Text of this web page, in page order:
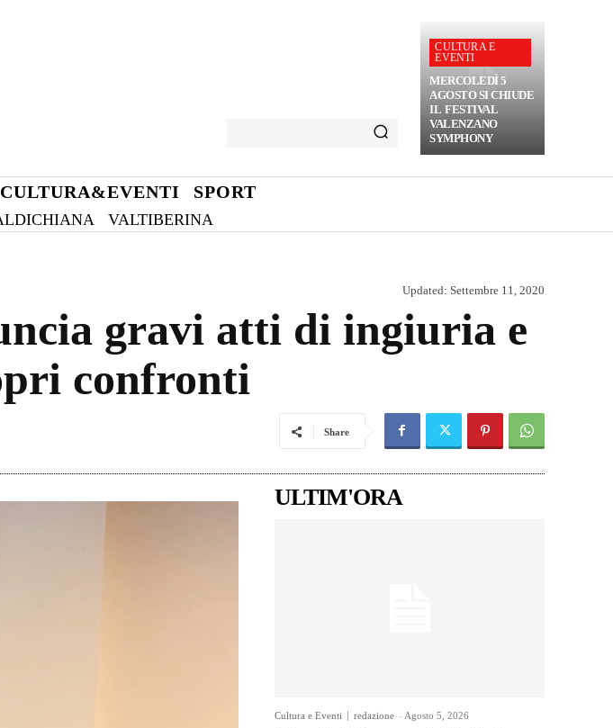
CULTURA E
EVENTI
MERCOLEDÌ 5
AGOSTO SI CHIUDE
IL FESTIVAL
VALENZANO
SYMPHONY
CULTURA&EVENTI SPORT
VALTIBERINA
Updated: Settembre 11, 2020
gravi atti di ingiuria e
confronti
Share
ULTIM'ORA
Cultura e Eventi redazione - Agosto 5, 2026